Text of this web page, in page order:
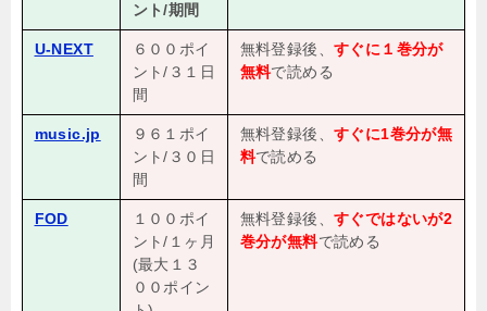
ント/期間
U-NEXT
６００ポイ
ント/３１日
間
無料登録後、 すぐに１巻分が
無料で読める
music.jp
９６１ポイ
ント/３０日
間
無料登録後、 すぐに1巻分が無
料で読める
FOD
１００ポイ
ント/１ヶ月
(最大１３
００ポイン
無料登録後、 すぐではないが2
巻分が無料で読める